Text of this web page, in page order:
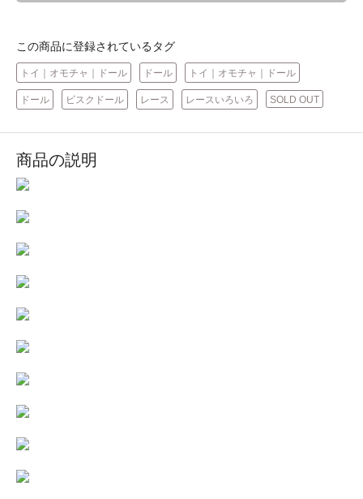
この商品に登録されているタグ
トイ｜オモチャ｜ドール ドール トイ｜オモチャ｜ドール
ドール ビスクドール レース レースいろいろ SOLD OUT
商品の説明